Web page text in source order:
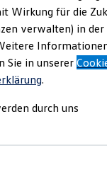
Wirkung für die
verwalten) in der
Sie in unserer
.
durch uns